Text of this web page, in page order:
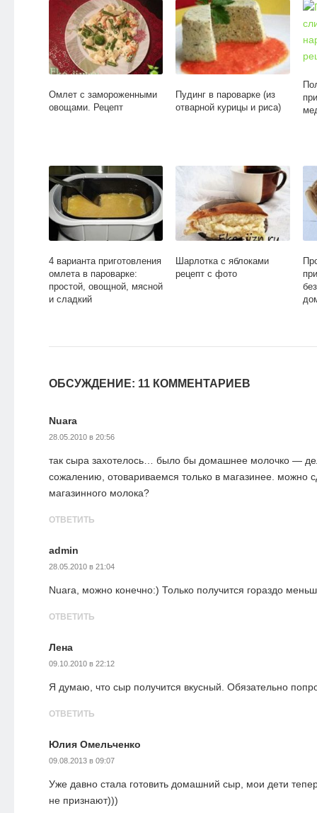
Омлет с замороженными
овощами. Рецепт
Пудинг в пароварке (из
отварной курицы и риса)
4 варианта приготовления
омлета в пароварке:
простой, овощной, мясной
и сладкий
Шарлотка с яблоками
рецепт с фото
ОБСУЖДЕНИЕ: 11 КОММЕНТАРИЕВ
Nuara
28.05.2010 в 20:56
так сыра захотелось… было бы домашнее молочко —
сожалению, отовариваемся только в магазинее. можно
магазинного молока?
ОТВЕТИТЬ
admin
28.05.2010 в 21:04
Nuara, можно конечно:) Только получится гораздо
ОТВЕТИТЬ
Лена
09.10.2010 в 22:12
Я думаю, что сыр получится вкусный. Обязательно
ОТВЕТИТЬ
Юлия Омельченко
09.08.2013 в 09:07
Уже давно стала готовить домашний сыр, мои дети
не признают)))